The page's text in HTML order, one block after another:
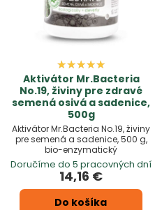
Aktivátor Mr.Bacteria
No.19, živiny pre zdravé
semená osivá a sadenice,
500g
Aktivátor Mr.Bacteria No.19, živiny
pre semená a sadenice, 500 g,
bio-enzymatický
Doručíme do 5 pracovných dní
14,16 €
Do košíka